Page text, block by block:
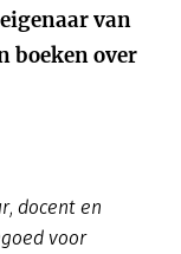
van
boeken over
docent en
voor